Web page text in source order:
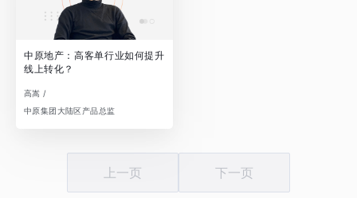
中原地产：高客单行业如何提升
线上转化？
高嵩 /
中原集团大陆区产品总监
上一页 下一页